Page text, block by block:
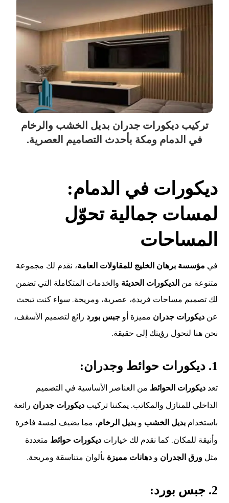
تركيب ديكورات جدران بديل الخشب والرخام
في الدمام ومكة بأحدث التصاميم العصرية.
ديكورات في الدمام:
لمسات جمالية تحوّل
المساحات
في مؤسسة برهان الخليج للمقاولات العامة، نقدم لك مجموعة
متنوعة من الديكورات الحديثة والخدمات المتكاملة التي تضمن
لك تصميم مساحات فريدة، عصرية، ومريحة. سواء كنت تبحث
عنديكورات جدران مميزة أوجبس بورد رائع لتصميم الأسقف،
نحن هنا لنحول رؤيتك إلى حقيقة.
1. ديكورات حوائط وجدران:
تعدديكورات الحوائط من العناصر الأساسية في التصميم
الداخلي للمنازل والمكاتب. يمكننا تركيبديكورات جدران رائعة
باستخدامبديل الخشب وبديل الرخام، مما يضيف لمسة فاخرة
وأنيقة للمكان. كما نقدم لك خياراتديكورات حوائط متعددة
مثلورق الجدران ودهانات مميزة بألوان متناسقة ومريحة.
2. جبس بورد: